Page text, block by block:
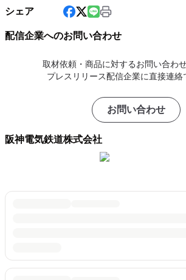
シェア
配信企業へのお問い合わせ
取材依頼・商品に対するお問い合わせ
プレスリリース配信企業に直接連絡
お問い合わせ
阪神電気鉄道株式会社